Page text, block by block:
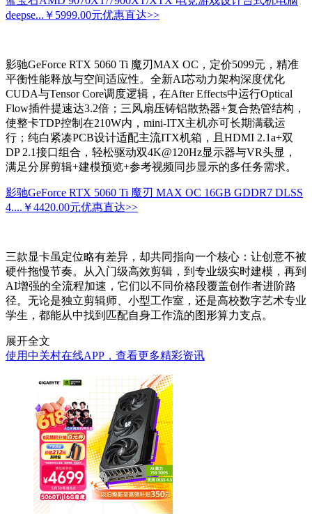
deepse... ￥5999.00元优惠直达>>
影驰GeForce RTX 5060 Ti 魔刃MAX OC，定价5099元，精准
平衡性能释放与空间适应性。全新AI芯动力架构深度优化
CUDA与Tensor Core调度逻辑，在After Effects中运行Optical
Flow插件提速达3.2倍；三风扇压铸铝散热器+复合热管结构，
使整卡TDP控制在210W内，mini-ITX主机亦可长期满载运
行；纯白紧凑PCB设计适配主流ITX机箱，且HDMI 2.1a+双
DP 2.1接口组合，轻松驱动双4K@120Hz显示器与VR头显，
满足分屏剪辑+建模预览+参考视频同步显示的多任务需求。
影驰GeForce RTX 5060 Ti 魔刃 MAX OC 16GB GDDR7 DLSS
4.... ￥4420.00元优惠直达>>
三款显卡虽定位略有差异，却共同指向一个核心：让创意不被
硬件拖慢节奏。从入门级高效剪辑，到专业级实时建模，再到
AI增强的全流程加速，它们以不同价格段覆盖创作者进阶路
径。无论是独立剪辑师、小型工作室，还是高校数字艺术专业
学生，都能从中找到匹配自身工作流的图形算力支点。
展开全文
使用中关村在线APP，查看更多精彩资讯